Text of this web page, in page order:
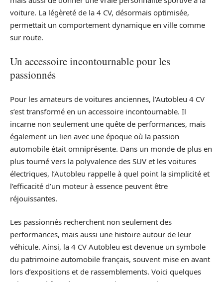
voiture. La légèreté de la 4 CV, désormais optimisée,
permettait un comportement dynamique en ville comme
sur route.
Un accessoire incontournable pour les
passionnés
Pour les amateurs de voitures anciennes, l’Autobleu 4 CV
s’est transformé en un accessoire incontournable. Il
incarne non seulement une quête de performances, mais
également un lien avec une époque où la passion
automobile était omniprésente. Dans un monde de plus en
plus tourné vers la polyvalence des SUV et les voitures
électriques, l’Autobleu rappelle à quel point la simplicité et
l’efficacité d’un moteur à essence peuvent être
réjouissantes.
Les passionnés recherchent non seulement des
performances, mais aussi une histoire autour de leur
véhicule. Ainsi, la 4 CV Autobleu est devenue un symbole
du patrimoine automobile français, souvent mise en avant
lors d’expositions et de rassemblements. Voici quelques